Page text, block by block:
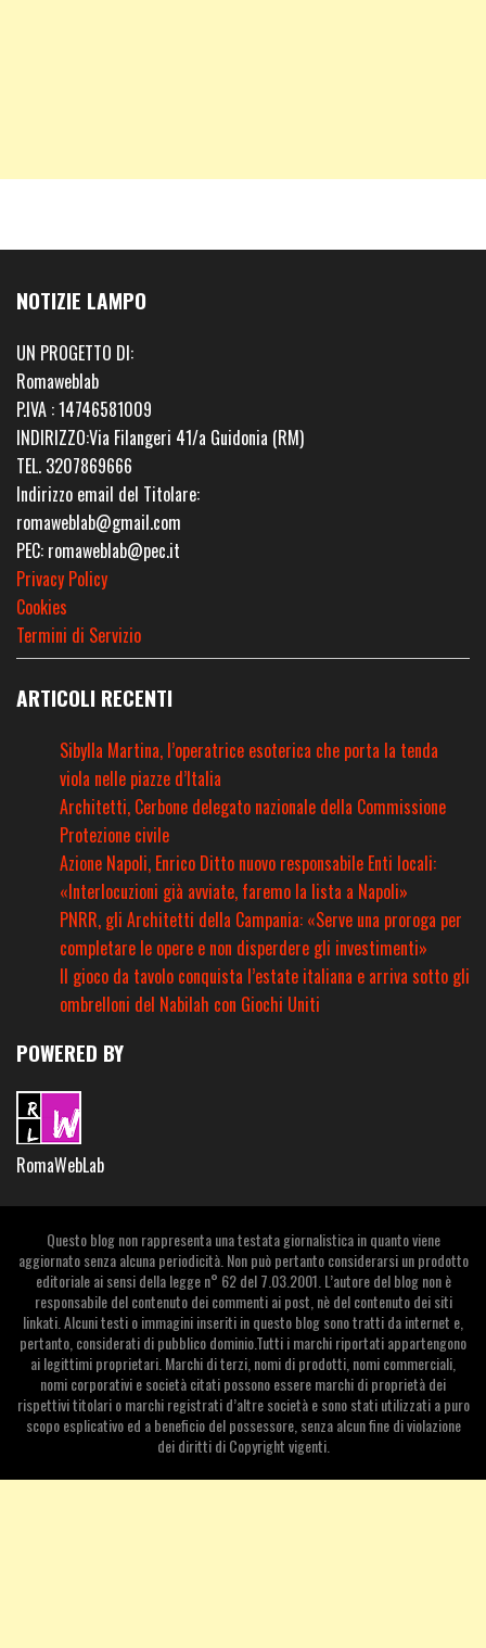
NOTIZIE LAMPO
UN PROGETTO DI:
Romaweblab
P.IVA : 14746581009
INDIRIZZO:Via Filangeri 41/a Guidonia (RM)
TEL. 3207869666
Indirizzo email del Titolare:
romaweblab@gmail.com
PEC: romaweblab@pec.it
Privacy Policy
Cookies
Termini di Servizio
ARTICOLI RECENTI
Sibylla Martina, l’operatrice esoterica che porta la tenda
viola nelle piazze d’Italia
Architetti, Cerbone delegato nazionale della Commissione
Protezione civile
Azione Napoli, Enrico Ditto nuovo responsabile Enti locali:
«Interlocuzioni già avviate, faremo la lista a Napoli»
PNRR, gli Architetti della Campania: «Serve una proroga per
completare le opere e non disperdere gli investimenti»
Il gioco da tavolo conquista l’estate italiana e arriva sotto gli
ombrelloni del Nabilah con Giochi Uniti
POWERED BY
RomaWebLab
Questo blog non rappresenta una testata giornalistica in quanto viene
aggiornato senza alcuna periodicità. Non può pertanto considerarsi un prodotto
editoriale ai sensi della legge n° 62 del 7.03.2001. L’autore del blog non è
responsabile del contenuto dei commenti ai post, nè del contenuto dei siti
linkati. Alcuni testi o immagini inseriti in questo blog sono tratti da internet e,
pertanto, considerati di pubblico dominio.Tutti i marchi riportati appartengono
ai legittimi proprietari. Marchi di terzi, nomi di prodotti, nomi commerciali,
nomi corporativi e società citati possono essere marchi di proprietà dei
rispettivi titolari o marchi registrati d’altre società e sono stati utilizzati a puro
scopo esplicativo ed a beneficio del possessore, senza alcun fine di violazione
dei diritti di Copyright vigenti.